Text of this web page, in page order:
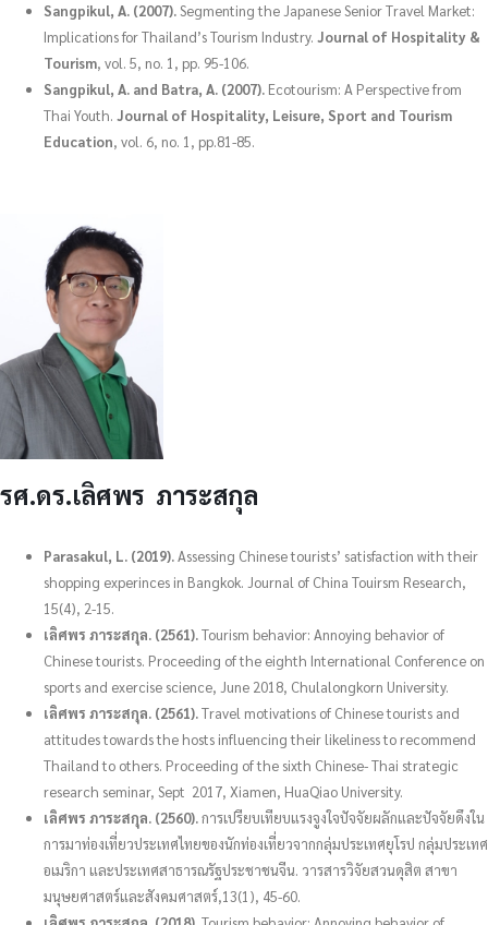
Sangpikul, A. (2007).Segmenting the Japanese Senior Travel Market:
Implications for Thailand’s Tourism Industry. Journal of Hospitality &
Tourism, vol. 5, no. 1, pp. 95-106.
Sangpikul, A. and Batra, A. (2007). Ecotourism: A Perspective from
Thai Youth. Journal of Hospitality, Leisure, Sport and Tourism
Education, vol. 6, no. 1, pp.81-85.
รศ.ดร.เลิศพร ภาระสกุล
Parasakul, L. (2019).Assessing Chinese tourists’ satisfaction with their
shopping experinces in Bangkok. Journal of China Touirsm Research,
15(4), 2-15.
เลิศพร ภาระสกุล. (2561).Tourism behavior: Annoying behavior of
Chinese tourists. Proceeding of the eighth International Conference on
sports and exercise science, June 2018, Chulalongkorn University.
เลิศพร ภาระสกุล. (2561).Travel motivations of Chinese tourists and
attitudes towards the hosts influencing their likeliness to recommend
Thailand to others. Proceeding of the sixth Chinese- Thai strategic
research seminar, Sept 2017, Xiamen, HuaQiao University.
เลิศพร ภาระสกุล. (2560).การเปรียบเทียบแรงจูงใจปัจจัยผลักและปัจจัยดึงใน
การมาท่องเที่ยวประเทศไทยของนักท่องเที่ยวจากกลุ่มประเทศยุโรป กลุ่มประเทศ
อเมริกา และประเทศสาธารณรัฐประชาชนจีน. วารสารวิจัยสวนดุสิต สาขา
มนุษยศาสตร์และสังคมศาสตร์,13(1), 45-60.